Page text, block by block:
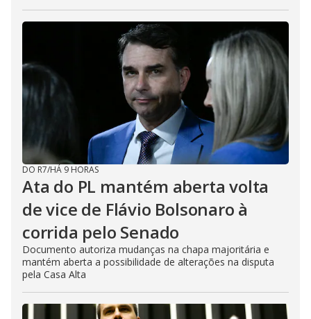
DO R7/HÁ 9 HORAS
Ata do PL mantém aberta volta
de vice de Flávio Bolsonaro à
corrida pelo Senado
Documento autoriza mudanças na chapa majoritária e
mantém aberta a possibilidade de alterações na disputa
pela Casa Alta